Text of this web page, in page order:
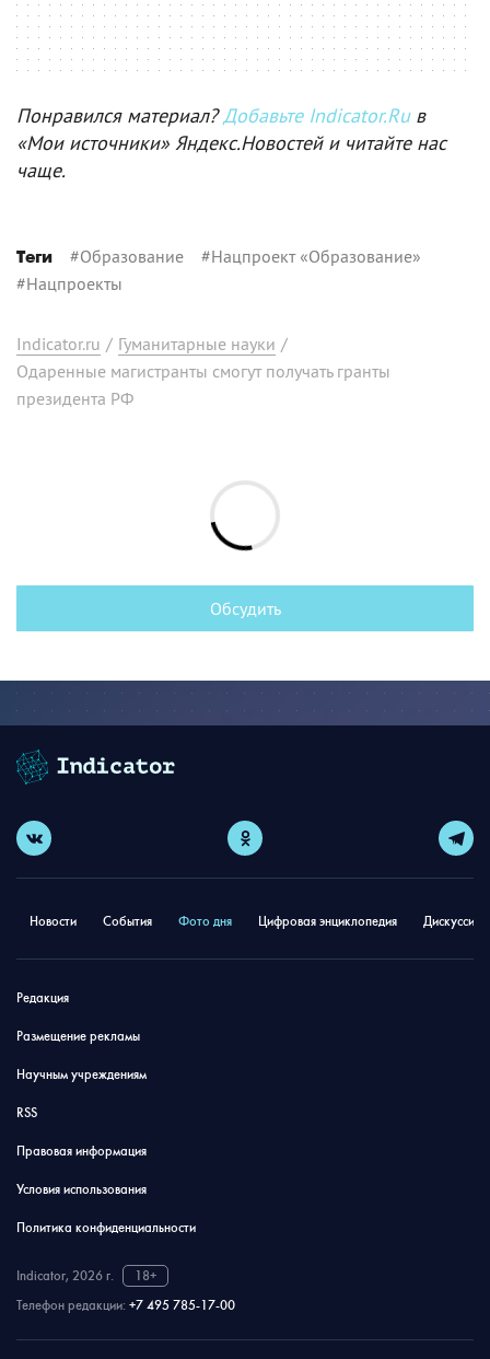
Понравился материал?Добавьте Indicator.Ruв
«Мои источники» Яндекс.Новостей и читайте нас
чаще.
Теги #Образование #Нацпроект «Образование»
#Нацпроекты
Indicator.ru / Гуманитарные науки /
Одаренные магистранты смогут получать гранты
президента РФ
Обсудить
Новости События Фото дня Цифровая энциклопедия
Редакция
Размещение рекламы
Научным учреждениям
RSS
Правовая информация
Условия использования
Политика конфиденциальности
Indicator, 2026 г.
18+
Телефон редакции: +7 495 785-17-00